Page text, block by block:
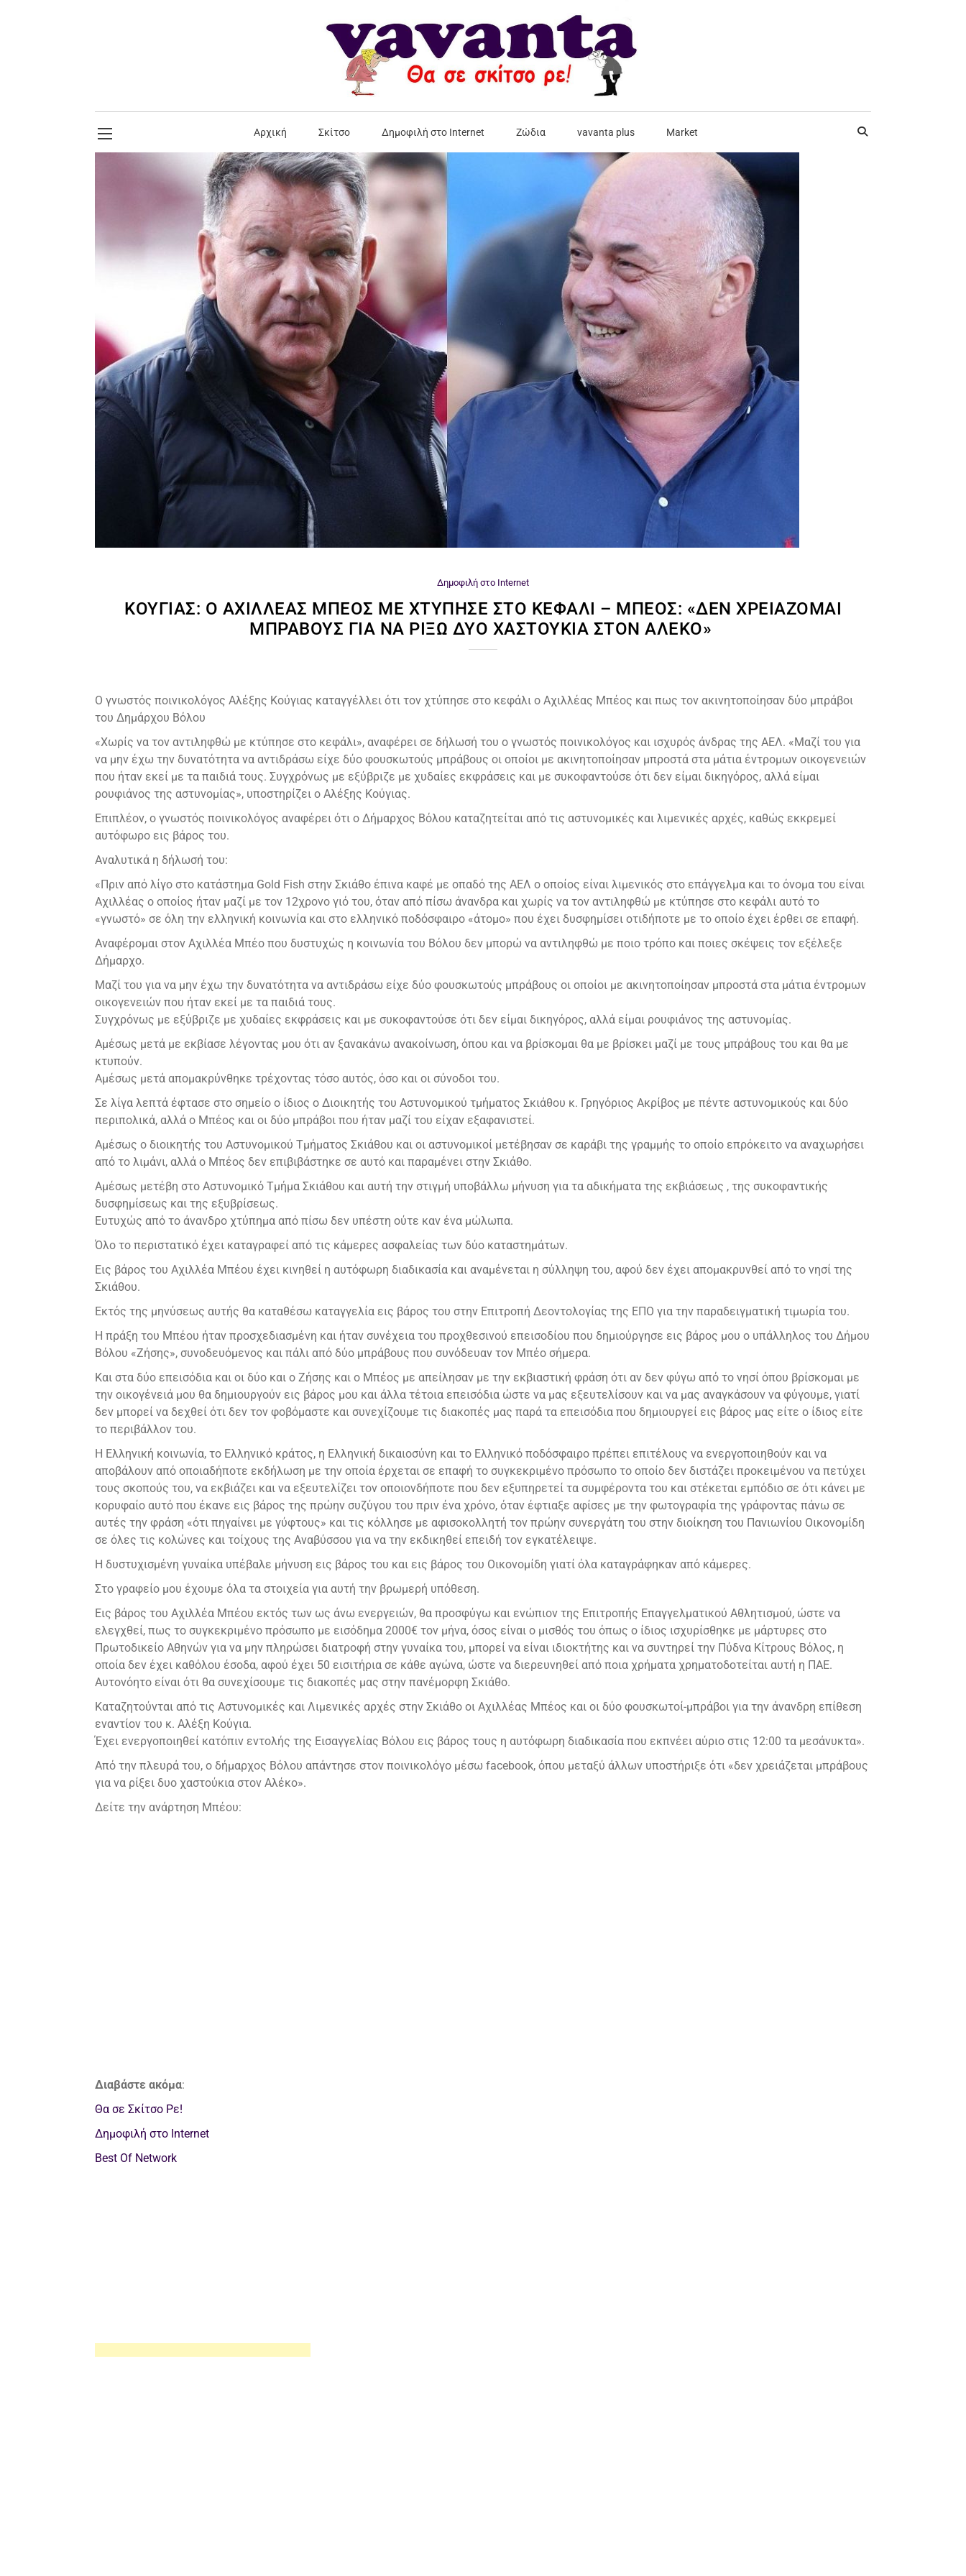
Αρχική Σκίτσο Δημοφιλή στο Internet Ζώδια vavanta plus Market
Δημοφιλή στο Internet
ΚΟΎΓΙΑΣ: Ο ΑΧΙΛΛΈΑΣ ΜΠΈΟΣ ΜΕ ΧΤΎΠΗΣΕ ΣΤΟ ΚΕΦΆΛΙ – ΜΠΈΟΣ: «ΔΕΝ ΧΡΕΙΆΖΟΜΑΙ
ΜΠΡΆΒΟΥΣ ΓΙΑ ΝΑ ΡΊΞΩ ΔΥΟ ΧΑΣΤΟΎΚΙΑ ΣΤΟΝ ΑΛΈΚΟ»
Ο γνωστός ποινικολόγος Αλέξης Κούγιας καταγγέλλει ότι τον χτύπησε στο κεφάλι ο Αχιλλέας Μπέος και πως τον ακινητοποίησαν δύο μπράβοι
του Δημάρχου Βόλου
«Χωρίς να τον αντιληφθώ με κτύπησε στο κεφάλι», αναφέρει σε δήλωσή του ο γνωστός ποινικολόγος και ισχυρός άνδρας της ΑΕΛ. «Μαζί του για
να μην έχω την δυνατότητα να αντιδράσω είχε δύο φουσκωτούς μπράβους οι οποίοι με ακινητοποίησαν μπροστά στα μάτια έντρομων οικογενειών
που ήταν εκεί με τα παιδιά τους. Συγχρόνως με εξύβριζε με χυδαίες εκφράσεις και με συκοφαντούσε ότι δεν είμαι δικηγόρος, αλλά είμαι
ρουφιάνος της αστυνομίας», υποστηρίζει ο Αλέξης Κούγιας.
Επιπλέον, ο γνωστός ποινικολόγος αναφέρει ότι ο Δήμαρχος Βόλου καταζητείται από τις αστυνομικές και λιμενικές αρχές, καθώς εκκρεμεί
αυτόφωρο εις βάρος του.
Αναλυτικά η δήλωσή του:
«Πριν από λίγο στο κατάστημα Gold Fish στην Σκιάθο έπινα καφέ με οπαδό της ΑΕΛ ο οποίος είναι λιμενικός στο επάγγελμα και το όνομα του είναι
Αχιλλέας ο οποίος ήταν μαζί με τον 12χρονο γιό του, όταν από πίσω άνανδρα και χωρίς να τον αντιληφθώ με κτύπησε στο κεφάλι αυτό το
«γνωστό» σε όλη την ελληνική κοινωνία και στο ελληνικό ποδόσφαιρο «άτομο» που έχει δυσφημίσει οτιδήποτε με το οποίο έχει έρθει σε επαφή.
Αναφέρομαι στον Αχιλλέα Μπέο που δυστυχώς η κοινωνία του Βόλου δεν μπορώ να αντιληφθώ με ποιο τρόπο και ποιες σκέψεις τον εξέλεξε
Δήμαρχο.
Μαζί του για να μην έχω την δυνατότητα να αντιδράσω είχε δύο φουσκωτούς μπράβους οι οποίοι με ακινητοποίησαν μπροστά στα μάτια έντρομων
οικογενειών που ήταν εκεί με τα παιδιά τους.
Συγχρόνως με εξύβριζε με χυδαίες εκφράσεις και με συκοφαντούσε ότι δεν είμαι δικηγόρος, αλλά είμαι ρουφιάνος της αστυνομίας.
Αμέσως μετά με εκβίασε λέγοντας μου ότι αν ξανακάνω ανακοίνωση, όπου και να βρίσκομαι θα με βρίσκει μαζί με τους μπράβους του και θα με
κτυπούν.
Αμέσως μετά απομακρύνθηκε τρέχοντας τόσο αυτός, όσο και οι σύνοδοι του.
Σε λίγα λεπτά έφτασε στο σημείο ο ίδιος ο Διοικητής του Αστυνομικού τμήματος Σκιάθου κ. Γρηγόριος Ακρίβος με πέντε αστυνομικούς και δύο
περιπολικά, αλλά ο Μπέος και οι δύο μπράβοι που ήταν μαζί του είχαν εξαφανιστεί.
Αμέσως ο διοικητής του Αστυνομικού Τμήματος Σκιάθου και οι αστυνομικοί μετέβησαν σε καράβι της γραμμής το οποίο επρόκειτο να αναχωρήσει
από το λιμάνι, αλλά ο Μπέος δεν επιβιβάστηκε σε αυτό και παραμένει στην Σκιάθο.
Αμέσως μετέβη στο Αστυνομικό Τμήμα Σκιάθου και αυτή την στιγμή υποβάλλω μήνυση για τα αδικήματα της εκβιάσεως , της συκοφαντικής
δυσφημίσεως και της εξυβρίσεως.
Ευτυχώς από το άνανδρο χτύπημα από πίσω δεν υπέστη ούτε καν ένα μώλωπα.
Όλο το περιστατικό έχει καταγραφεί από τις κάμερες ασφαλείας των δύο καταστημάτων.
Εις βάρος του Αχιλλέα Μπέου έχει κινηθεί η αυτόφωρη διαδικασία και αναμένεται η σύλληψη του, αφού δεν έχει απομακρυνθεί από το νησί της
Σκιάθου.
Εκτός της μηνύσεως αυτής θα καταθέσω καταγγελία εις βάρος του στην Επιτροπή Δεοντολογίας της ΕΠΟ για την παραδειγματική τιμωρία του.
Η πράξη του Μπέου ήταν προσχεδιασμένη και ήταν συνέχεια του προχθεσινού επεισοδίου που δημιούργησε εις βάρος μου ο υπάλληλος του Δήμου
Βόλου «Ζήσης», συνοδευόμενος και πάλι από δύο μπράβους που συνόδευαν τον Μπέο σήμερα.
Και στα δύο επεισόδια και οι δύο και ο Ζήσης και ο Μπέος με απείλησαν με την εκβιαστική φράση ότι αν δεν φύγω από το νησί όπου βρίσκομαι με
την οικογένειά μου θα δημιουργούν εις βάρος μου και άλλα τέτοια επεισόδια ώστε να μας εξευτελίσουν και να μας αναγκάσουν να φύγουμε, γιατί
δεν μπορεί να δεχθεί ότι δεν τον φοβόμαστε και συνεχίζουμε τις διακοπές μας παρά τα επεισόδια που δημιουργεί εις βάρος μας είτε ο ίδιος είτε
το περιβάλλον του.
Η Ελληνική κοινωνία, το Ελληνικό κράτος, η Ελληνική δικαιοσύνη και το Ελληνικό ποδόσφαιρο πρέπει επιτέλους να ενεργοποιηθούν και να
αποβάλουν από οποιαδήποτε εκδήλωση με την οποία έρχεται σε επαφή το συγκεκριμένο πρόσωπο το οποίο δεν διστάζει προκειμένου να πετύχει
τους σκοπούς του, να εκβιάζει και να εξευτελίζει τον οποιονδήποτε που δεν εξυπηρετεί τα συμφέροντα του και στέκεται εμπόδιο σε ότι κάνει με
κορυφαίο αυτό που έκανε εις βάρος της πρώην συζύγου του πριν ένα χρόνο, όταν έφτιαξε αφίσες με την φωτογραφία της γράφοντας πάνω σε
αυτές την φράση «ότι πηγαίνει με γύφτους» και τις κόλλησε με αφισοκολλητή τον πρώην συνεργάτη του στην διοίκηση του Πανιωνίου Οικονομίδη
σε όλες τις κολώνες και τοίχους της Αναβύσσου για να την εκδικηθεί επειδή τον εγκατέλειψε.
Η δυστυχισμένη γυναίκα υπέβαλε μήνυση εις βάρος του και εις βάρος του Οικονομίδη γιατί όλα καταγράφηκαν από κάμερες.
Στο γραφείο μου έχουμε όλα τα στοιχεία για αυτή την βρωμερή υπόθεση.
Εις βάρος του Αχιλλέα Μπέου εκτός των ως άνω ενεργειών, θα προσφύγω και ενώπιον της Επιτροπής Επαγγελματικού Αθλητισμού, ώστε να
ελεγχθεί, πως το συγκεκριμένο πρόσωπο με εισόδημα 2000€ τον μήνα, όσος είναι ο μισθός του όπως ο ίδιος ισχυρίσθηκε με μάρτυρες στο
Πρωτοδικείο Αθηνών για να μην πληρώσει διατροφή στην γυναίκα του, μπορεί να είναι ιδιοκτήτης και να συντηρεί την Πύδνα Κίτρους Βόλος, η
οποία δεν έχει καθόλου έσοδα, αφού έχει 50 εισιτήρια σε κάθε αγώνα, ώστε να διερευνηθεί από ποια χρήματα χρηματοδοτείται αυτή η ΠΑΕ.
Αυτονόητο είναι ότι θα συνεχίσουμε τις διακοπές μας στην πανέμορφη Σκιάθο.
Καταζητούνται από τις Αστυνομικές και Λιμενικές αρχές στην Σκιάθο οι Αχιλλέας Μπέος και οι δύο φουσκωτοί-μπράβοι για την άνανδρη επίθεση
εναντίον του κ. Αλέξη Κούγια.
Έχει ενεργοποιηθεί κατόπιν εντολής της Εισαγγελίας Βόλου εις βάρος τους η αυτόφωρη διαδικασία που εκπνέει αύριο στις 12:00 τα μεσάνυκτα».
Από την πλευρά του, ο δήμαρχος Βόλου απάντησε στον ποινικολόγο μέσω facebook, όπου μεταξύ άλλων υποστήριξε ότι «δεν χρειάζεται μπράβους
για να ρίξει δυο χαστούκια στον Αλέκο».
Δείτε την ανάρτηση Μπέου:
Διαβάστε ακόμα:
Θα σε Σκίτσο Ρε!
Δημοφιλή στο Internet
Best Of Network